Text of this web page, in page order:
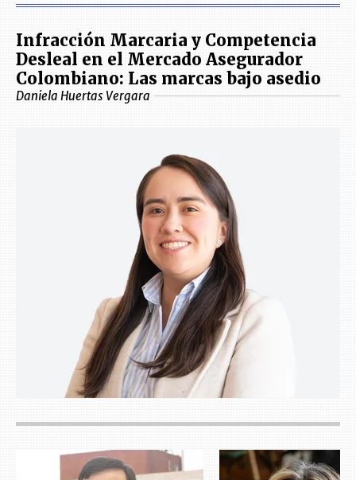
Infracción Marcaria y Competencia
Desleal en el Mercado Asegurador
Colombiano: Las marcas bajo asedio
Daniela Huertas Vergara